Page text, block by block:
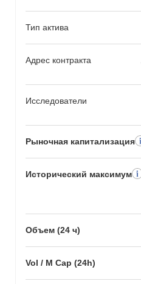
Тип актива
Адрес контракта
Исследователи
Рыночная капитализация
Исторический максимум
Объем (24 ч)
Vol / M Cap (24h)